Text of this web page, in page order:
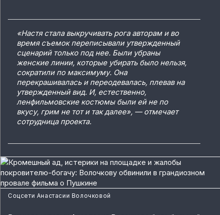
«Настя стала выкручивать рога авторам и во
время съемок переписывали утвержденный
сценарий только под нее. Были убраны
женские линии, которые убирать было нельзя,
сократили по максимуму. Она
перекрашивалась и переодевалась, плевав на
утвержденный вид. И, естественно,
ленфильмовские костюмы были ей не по
вкусу, грим не тот и так далее», — отмечает
сотрудница проекта.
Соцсети Анастасии Волочковой